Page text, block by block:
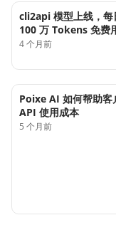
cli2api 模型上线，每
100 万 Tokens 免费
4 个月前
Poixe AI 如何帮助客
API 使用成本
5 个月前